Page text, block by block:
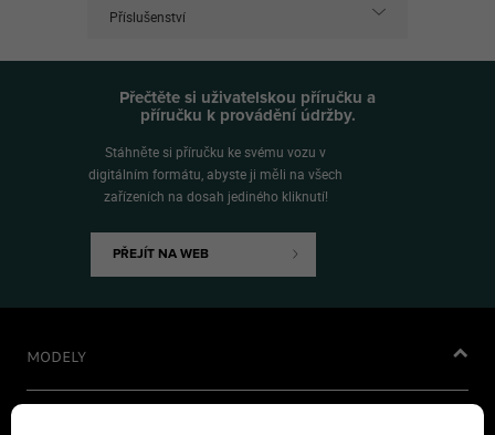
Příslušenství
Přečtěte si uživatelskou příručku a
příručku k provádění údržby.
Stáhněte si příručku ke svému vozu v
digitálním formátu, abyste ji měli na všech
zařízeních na dosah jediného kliknutí!
PŘEJÍT NA WEB
MODELY